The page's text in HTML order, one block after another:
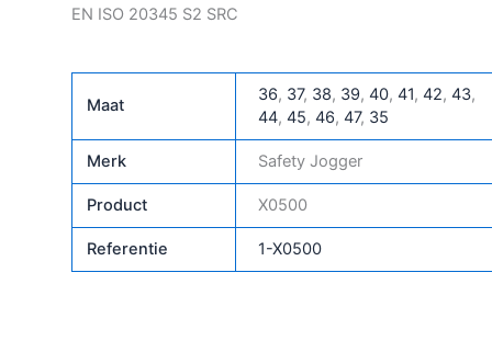
EN ISO 20345 S2 SRC
Maat
36, 37, 38, 39, 40, 41, 42, 43,
44, 45, 46, 47, 35
Merk Safety Jogger
Product X0500
Referentie 1-X0500